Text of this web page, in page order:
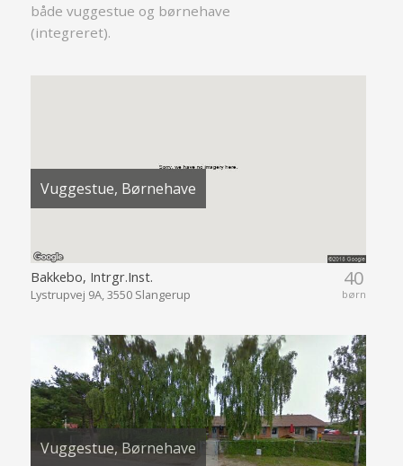
både vuggestue og børnehave
(integreret).
Vuggestue, Børnehave
40
børn
Bakkebo, Intrgr.Inst.
Lystrupvej 9A, 3550 Slangerup
Vuggestue, Børnehave